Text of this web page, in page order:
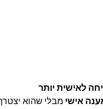
לאישית יותר
אישי מבלי שהוא